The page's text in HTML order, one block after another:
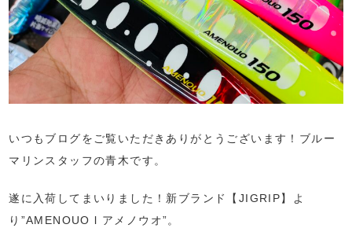
いつもブログをご覧いただきありがとうございます！ブルー
マリンスタッフの青木です。
遂に入荷してまいりました！新ブランド【JIGRIP】よ
り”AMENOUO l アメノウオ”。